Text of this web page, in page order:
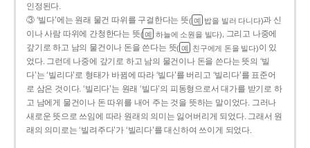
인정된다.
③ ‘빌다’에는 원래 물건 따위를 구걸한다는 뜻( 예 밥을 빌러 다니다)과 신
이나 사람 따위에 간청한다는 뜻( 예 하늘에 소원을 빌다), 그리고 나중에
갚기로 하고 남의 물건이나 돈을 쓴다는 뜻( 예 친구에게 돈을 빌다)이 있
었다. 그런데 나중에 갚기로 하고 남의 물건이나 돈을 쓴다는 뜻의 ‘빌
다’는 ‘빌리다’로 형태가 바뀜에 따라 ‘빌다’를 버리고 ‘빌리다’를 표준어
로 삼은 것이다. ‘빌리다’는 원래 ‘빌다’의 피동형으로서 대가를 받기로 하
고 남에게 물건이나 돈 따위를 내어 주는 것을 뜻하는 말이었다. 그러나
새로운 뜻으로 쓰임에 따라 원래의 의미는 잃어버리게 되었다. 그래서 원
래의 의미로는 ‘빌려주다’가 ‘빌리다’를 대신하여 쓰이게 되었다.